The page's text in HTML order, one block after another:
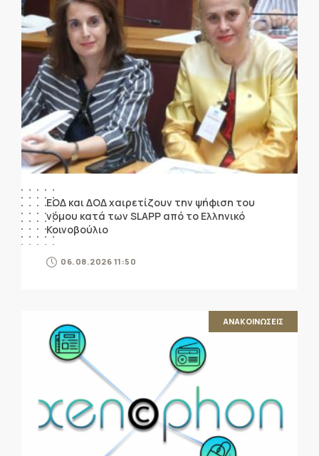
ΕΟΔ και ΔΟΔ χαιρετίζουν την ψήφιση του
νόμου κατά των SLAPP από το Ελληνικό
Κοινοβούλιο
06.08.2026 11:50
ΑΝΑΚΟΙΝΩΣΕΙΣ